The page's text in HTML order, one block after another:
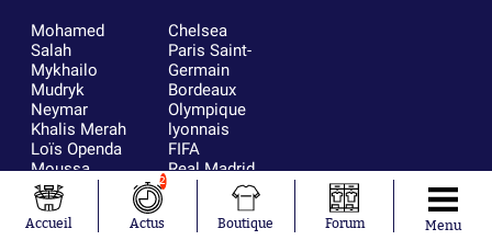
Mohamed
Salah
Mykhailo
Mudryk
Neymar
Khalis Merah
Loïs Openda
Moussa
Niakhaté
Nicolás
Tagliafico
Chelsea
Paris Saint-
Germain
Bordeaux
Olympique
lyonnais
FIFA
Real Madrid
RC Strasbourg
France
Accueil
2
Actus Boutique Forum Menu